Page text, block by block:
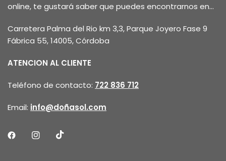
online, te gustará saber que puedes encontrarnos en...
Carretera Palma del Rio km 3,3, Parque Joyero Fase 9
Fábrica 55, 14005, Córdoba
ATENCION AL CLIENTE
Teléfono de contacto: 722 836 712
Email: info@doñasol.com